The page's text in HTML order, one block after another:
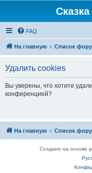
FAQ
На главную Список
Удалить cookies
Вы уверены, что хотите
конференцией?
На главную Список
Создано на основе